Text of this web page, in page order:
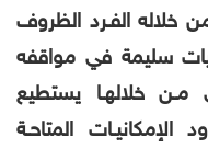
خلاله الفـرد الظروف
سلیمة في مواقفه
مـن خلالهـا يستطیع
المتاحـة